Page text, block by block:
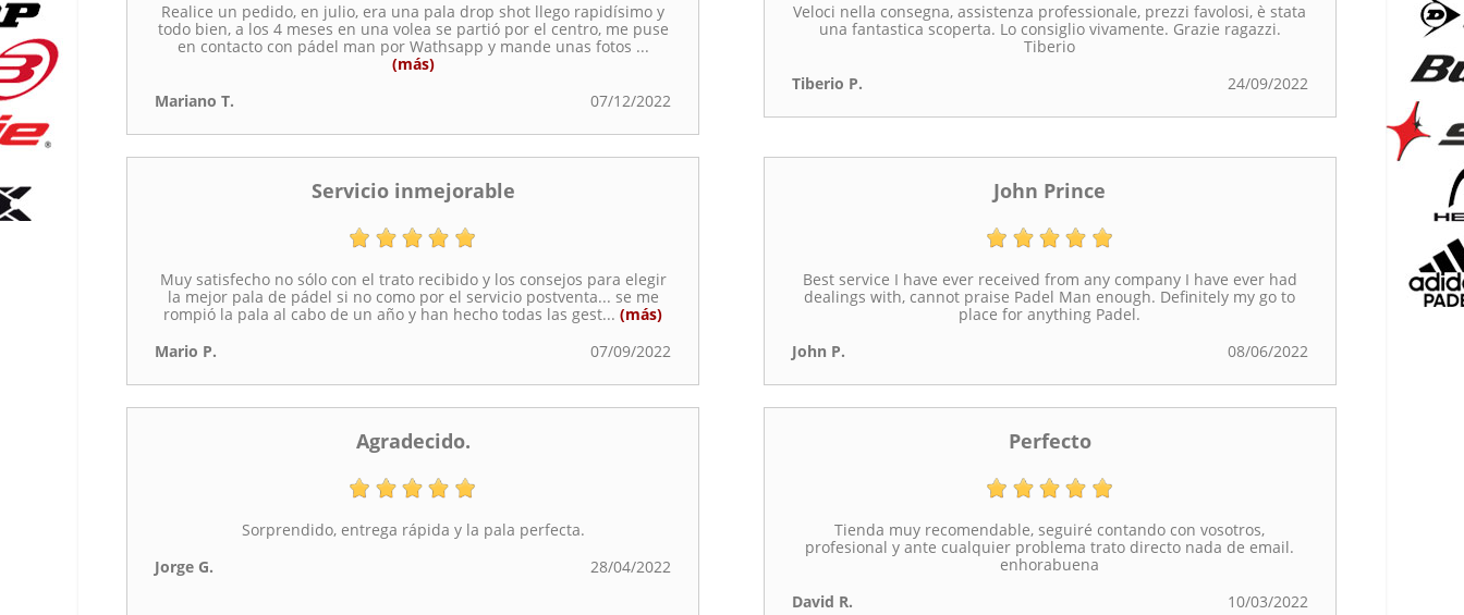
Realice un pedido, en julio, era una pala drop shot llego rapidísimo y
todo bien, a los 4 meses en una volea se partió por el centro, me puse
en contacto con pádel man por Wathsapp y mande unas fotos ...
(más)
Mariano T.
07/12/2022
Veloci nella consegna, assistenza professionale, prezzi favolosi, è stata
una fantastica scoperta. Lo consiglio vivamente. Grazie ragazzi.
Tiberio
Tiberio P.
24/09/2022
Servicio inmejorable
Muy satisfecho no sólo con el trato recibido y los consejos para elegir
la mejor pala de pádel si no como por el servicio postventa... se me
rompió la pala al cabo de un año y han hecho todas las gest...(más)
Mario P.
07/09/2022
John Prince
Best service I have ever received from any company I have ever had
dealings with, cannot praise Padel Man enough. Definitely my go to
place for anything Padel.
John P.
08/06/2022
Agradecido.
Sorprendido, entrega rápida y la pala perfecta.
Jorge G.
28/04/2022
Perfecto
Tienda muy recomendable, seguiré contando con vosotros,
profesional y ante cualquier problema trato directo nada de email.
enhorabuena
David R.
10/03/2022